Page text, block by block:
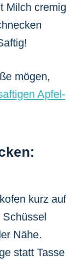
Milch cremig
mögen,
Apfel-
kurz auf
Schüssel
Nähe.
statt Tasse